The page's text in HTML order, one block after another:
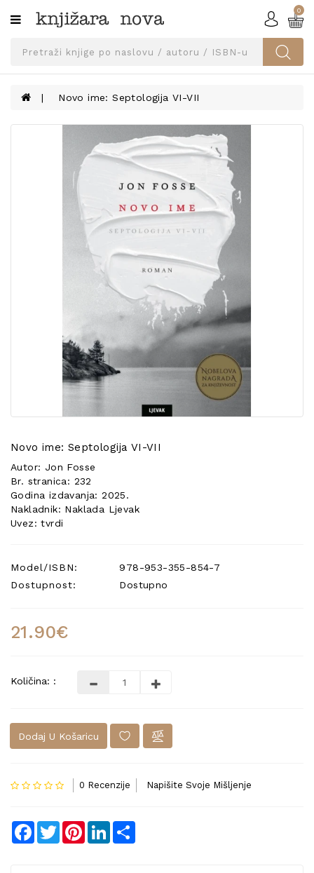
Kategorije
SVEUČILIŠNA
UDŽBENICI
KNJIGE
0
Novo ime: Septologija VI-VII
Novo ime: Septologija VI-VII
Autor: Jon Fosse
Br. stranica: 232
Godina izdavanja: 2025.
Nakladnik: Naklada Ljevak
Uvez: tvrdi
Model/ISBN:
978-953-355-854-7
Dostupnost:
Dostupno
21.90€
Količina: :
Dodaj U Košaricu
0 Recenzije Napišite Svoje Mišljenje
Facebook
TwitterPinterestLinkedIn